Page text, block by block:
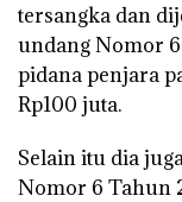
tersangka dan
undang Nomor
pidana penjara
Rp100 juta.
Selain itu dia
Nomor 6 Tahun